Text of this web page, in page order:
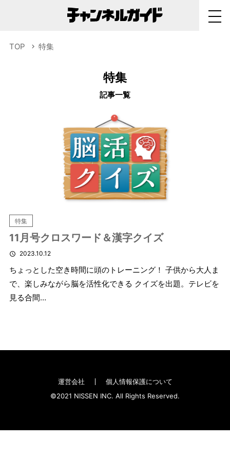
TOP 特集
特集
記事一覧
特集
11月号クロスワード＆漢字クイズ
2023.10.12
ちょっとした空き時間に頭のトレーニング！ 子供から大人ま
で、楽しみながら脳を活性化できる クイズを出題。テレビを
見る合間…
運営会社
個人情報保護について
©2021 NISSEN INC. All Rights Reserved.